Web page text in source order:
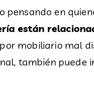
en
están
mobiliario mal
también